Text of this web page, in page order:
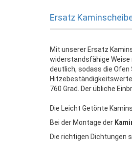
Ersatz
Mit unserer Ersatz
widerstandsfähige Weise
deutlich, sodass die
760 Grad. Der übliche
Die Leicht Getönte
Bei der Montage der
Die richtigen Dichtungen